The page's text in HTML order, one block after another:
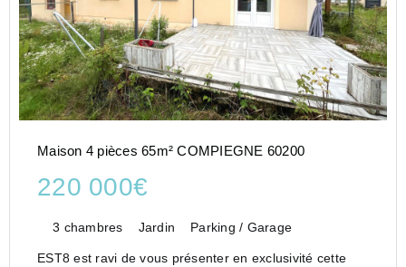
Maison 4 pièces 65m² COMPIEGNE 60200
220 000€
3 chambres Jardin Parking / Garage
EST8 est ravi de vous présenter en exclusivité cette